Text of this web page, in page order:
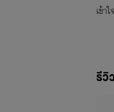
เข้า
อดท
รีวิ